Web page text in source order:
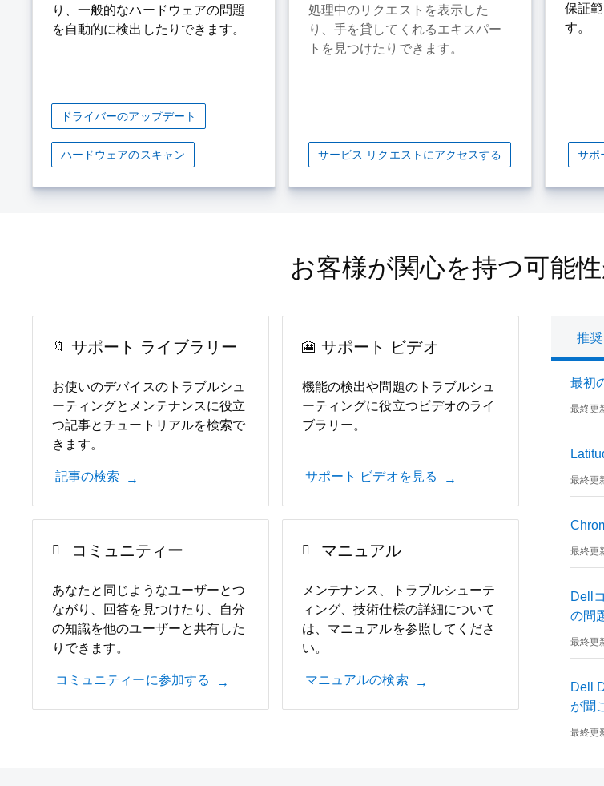
り、一般的なハードウェアの問題
を自動的に検出したりできます。
ドライバーのアップデート
ハードウェアのスキャン
処理中のリクエストを表示した
り、手を貸してくれるエキスパー
トを見つけたりできます。
サービス リクエストにアクセスする
保証
す。
サポ
お客様が関心を持つ可能
サポート ライブラリー
お使いのデバイスのトラブルシュ
ーティングとメンテナンスに役立
つ記事とチュートリアルを検索で
きます。
記事の検索
サポート ビデオ
機能の検出や問題のトラブルシュ
ーティングに役立つビデオのライ
ブラリー。
サポート ビデオを見る
コミュニティー
あなたと同じようなユーザーとつ
ながり、回答を見つけたり、自分
の知識を他のユーザーと共有した
りできます。
コミュニティーに参加する
マニュアル
メンテナンス、トラブルシューテ
ィング、技術仕様の詳細について
は、マニュアルを参照してくださ
い。
マニュアルの検索
推奨
最初
最終更
最終更
最終更
Dell
の問
最終更
Dell
が聞
最終更